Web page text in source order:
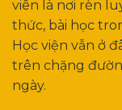
viên là nơi rèn
thức, bài học
Học viện vẫn ở
trên chặng
ngày.